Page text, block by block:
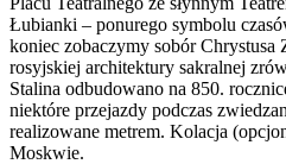
Łubianki – ponurego symbolu
koniec zobaczymy sobór Chrystusa
rosyjskiej architektury sakralnej
Stalina odbudowano na 850.
niektóre przejazdy podczas
realizowane metrem. Kolacja
Moskwie.